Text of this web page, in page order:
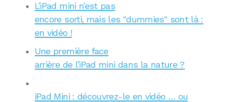
L’iPad mini n’est pas
encore sorti, mais les "dummies" sont là :
en vidéo !
Une première face
arrière de l’iPad mini dans la nature ?
iPad Mini : découvrez-le en vidéo … ou